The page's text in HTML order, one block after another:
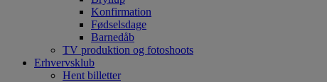
Konfirmation
Fødselsdage
Barnedåb
TV produktion og fotoshoots
Erhvervsklub
Hent billetter